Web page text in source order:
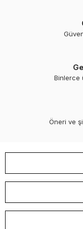
göre uygun
Mapa ve
Farklı kullanım
D tipi (D-ring)
Binlerce
Öneri ve